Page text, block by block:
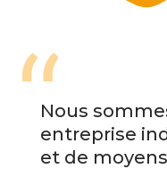
Nous
entreprise
et de